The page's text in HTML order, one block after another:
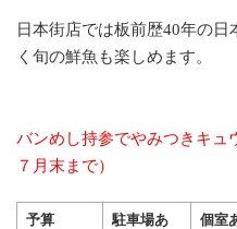
日本街店では板前歴40年の
く旬の鮮魚も楽しめます。
バンめし持参でやみつきキュ
７月末まで）
予算
駐車場あ
個室